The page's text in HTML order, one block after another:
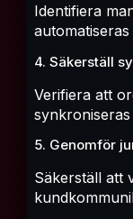
Identifiera
4. Säkerställ
Verifiera att
5. Genomför
Säkerställ att